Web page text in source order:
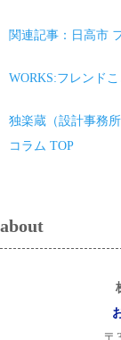
関連記事：日高市
WORKS:フレンド
独楽蔵（設計事務
コラム TOP
about